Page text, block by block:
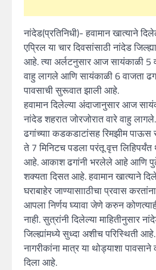
नांदेड(प्रतिनिधी)- हवामान खात्याने
एप्रिल या चार दिवसांसाठी नांदेड
आहे. त्या अर्लटनुसार आज सायंकाळी 5
वाहु लागले आणि सायंकाळी 6 वाजता
पावसाची सुरूवात झाली आहे.
हवामान दिलेल्या अंदाजानुसार आज
नांदेड शहरात जोरजोरात वारे वाहु
ढगांच्याा कडकडाटांसह रिमझीम
ते 7 मिनिटच पडला परंतू वृत्त
आहे. आकाश ढगांनी भरलेले आहे आणि
शक्यता दिसत आहे. हवामान खात्याने
घराबाहेर जाण्यासााठीचा प्रवास
आपला निर्णय घ्यावा जेणे करुन
नाही. सुत्रांनी दिलेल्या माहितीनुसार
जिल्ह्यांमध्ये सुध्दा अशीच परिस्थिती
नागरीकांना मात्र या थोड्याशा
दिला आहे.